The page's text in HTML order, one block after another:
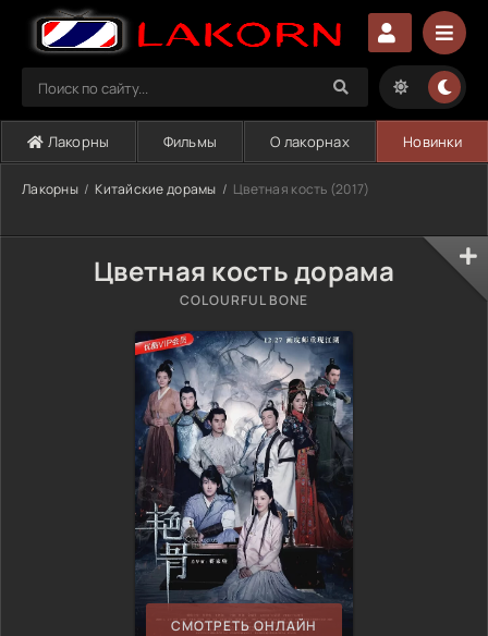
Лакорны Фильмы О лакорнах Новинки
Лакорны Китайские дорамы Цветная кость (2017)
Цветная кость дорама
COLOURFUL BONE
СМОТРЕТЬ ОНЛАЙН